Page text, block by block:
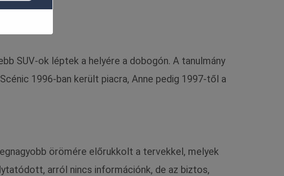
SUV-ok léptek a helyére a dobogón. A tanulmány
1996-ban került piacra, Anne pedig 1997-től a
örömére előrukkolt a tervekkel, melyek
arról nincs információnk, de az biztos,